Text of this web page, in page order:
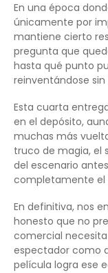
En una época
únicamente por
mantiene cierto
pregunta que
hasta qué punto
reinventándose
Esta cuarta
en el depósito,
muchas más
truco de magia, el
del escenario
completamente el
En definitiva, nos
honesto que no
comercial
espectador como
película logra ese